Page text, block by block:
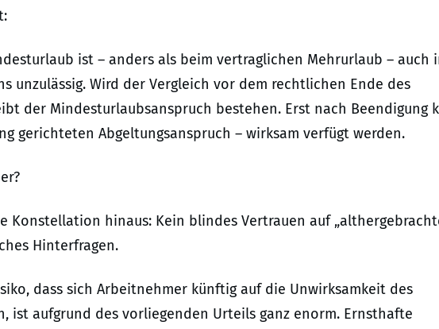
ist – anders als beim vertraglichen Mehrurlaub – auch
unzulässig. Wird der Vergleich vor dem rechtlichen Ende des
der Mindesturlaubsanspruch bestehen. Erst nach Beendigung
gerichteten Abgeltungsanspruch – wirksam verfügt werden.
Konstellation hinaus: Kein blindes Vertrauen auf
Hinterfragen.
dass sich Arbeitnehmer künftig auf die Unwirksamkeit des
ist aufgrund des vorliegenden Urteils ganz enorm. Ernsthafte